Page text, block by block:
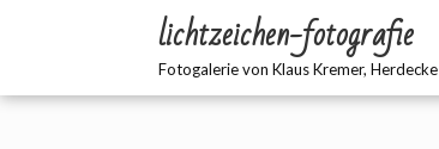
lichtzeichen-fotografie
Fotogalerie von Klaus Kremer, Herdecke